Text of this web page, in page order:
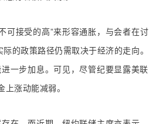
接受的高”来形容通胀，与会者在讨
的政策路径仍需取决于经济的走向。
一步加息。可见，尽管纪要显露美联
涨动能减弱。